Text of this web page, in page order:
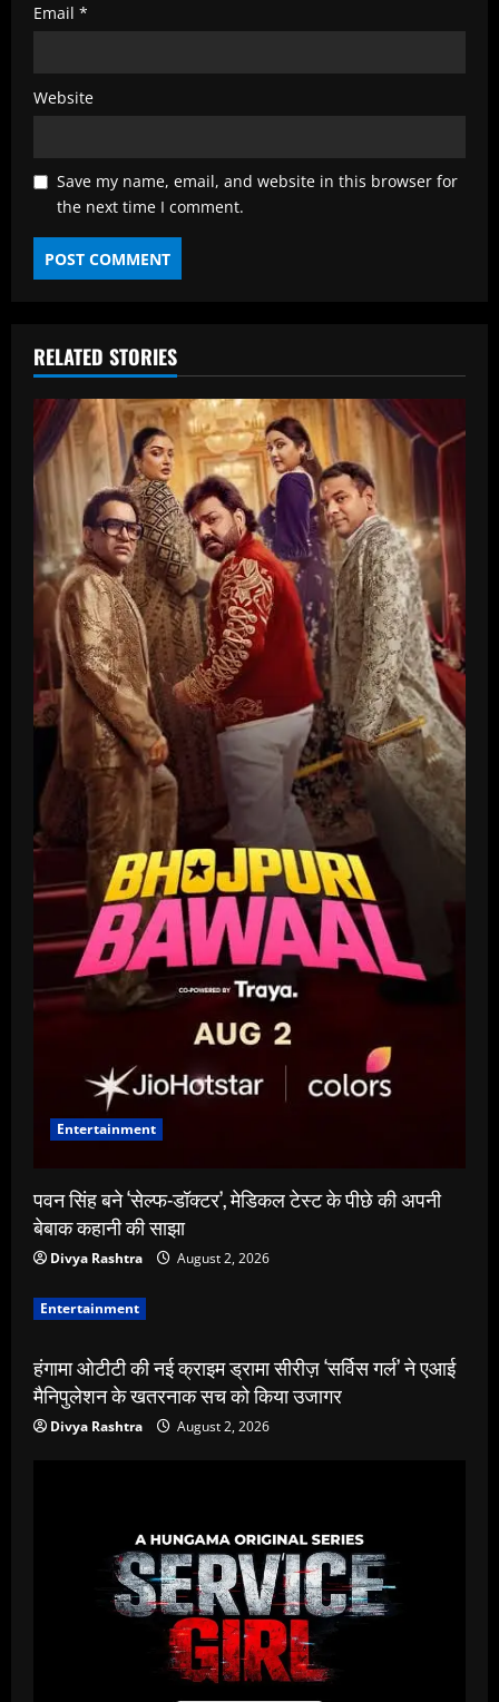
Email *
Website
Save my name, email, and website in this browser for
the next time I comment.
RELATED STORIES
Entertainment
पवन सिंह बने ‘सेल्फ-डॉक्टर’, मेडिकल टेस्ट के पीछे की अपनी
बेबाक कहानी की साझा
Divya Rashtra August 2, 2026
Entertainment
हंगामा ओटीटी की नई क्राइम ड्रामा सीरीज़ ‘सर्विस गर्ल’ ने एआई
मैनिपुलेशन के खतरनाक सच को किया उजागर
Divya Rashtra August 2, 2026